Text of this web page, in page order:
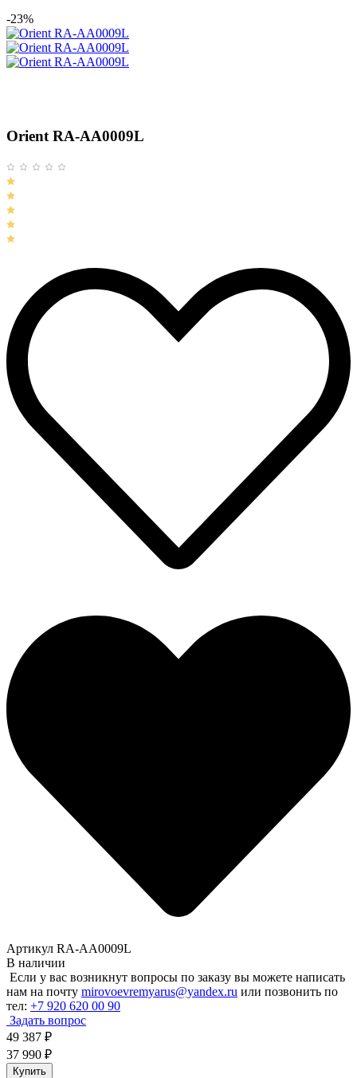
-23%
Orient RA-AA0009L
Артикул RA-AA0009L
В наличии
Если у вас возникнут вопросы по заказу вы можете написать
нам на почту mirovoevremyarus@yandex.ru или позвонить по
тел: +7 920 620 00 90
Задать вопрос
49 387 ₽
37 990 ₽
Купить